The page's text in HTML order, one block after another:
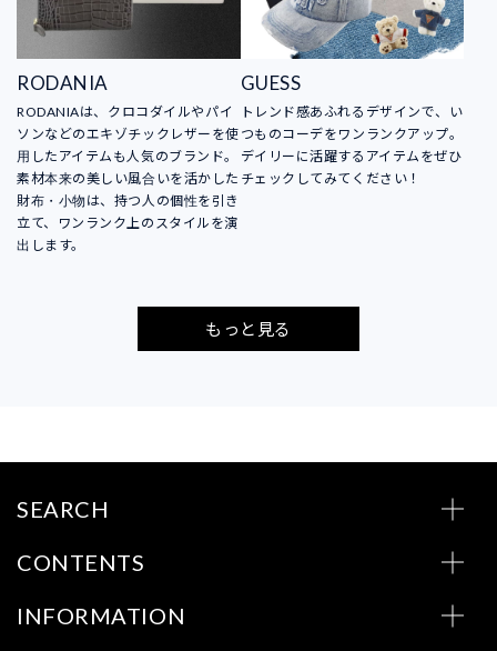
RODANIA
RODANIAは、クロコダイルやパイ
ソンなどのエキゾチックレザーを使
用したアイテムも人気のブランド。
素材本来の美しい風合いを活かした
財布・小物は、持つ人の個性を引き
立て、ワンランク上のスタイルを演
出します。
GUESS
トレンド感あふれるデザインで、い
つものコーデをワンランクアップ。
デイリーに活躍するアイテムをぜひ
チェックしてみてください！
もっと見る
SEARCH
CONTENTS
INFORMATION